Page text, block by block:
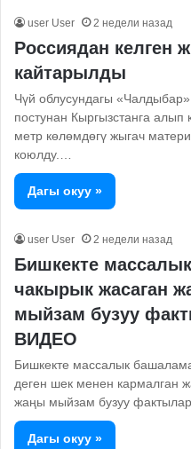
user User 2 недели назад
Россиядан келген
кайтарылды
Чүй облусундагы
постунан Кыргызстанга алып
метр көлөмдөгү жыгач
коюлду.…
Дагы окуу »
user User 2 недели назад
Бишкекте
чакырык жасаган
мыйзам бузуу
ВИДЕО
Бишкекте массалык
деген шек менен
жаңы мыйзам бузуу
Дагы окуу »